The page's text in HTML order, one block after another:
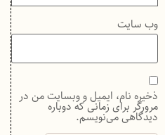
وب‌ سایت
ذخیره نام، ایمیل و وبسایت من در
مرورگر برای زمانی که دوباره
دیدگاهی می‌نویسم.